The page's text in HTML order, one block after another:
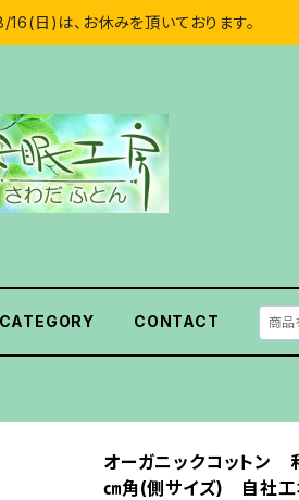
日)は、お休みを頂いております。
CATEGORY CONTACT
オーガニックコットン
㎝角(側サイズ) 自社